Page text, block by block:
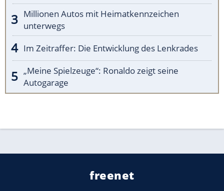
Millionen Autos mit Heimatkennzeichen
unterwegs
Im Zeitraffer: Die Entwicklung des Lenkrades
„Meine Spielzeuge“: Ronaldo zeigt seine
Autogarage
freenet